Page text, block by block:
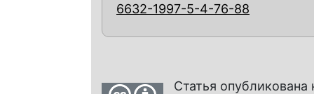
6632-1997-5-4-76-88
Статья